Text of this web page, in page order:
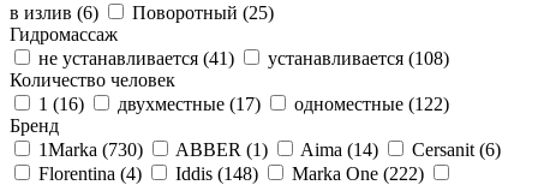
в излив (6) Поворотный (25)
Гидромассаж
не устанавливается (41) устанавливается (108)
Количество человек
1 (16) двухместные (17) одноместные (122)
Бренд
1Marka (730) ABBER (1) Aima (14) Cersanit (6)
Florentina (4) Iddis (148) Marka One (222)